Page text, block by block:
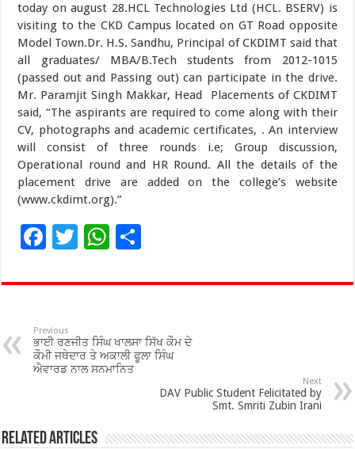
today on august 28.HCL Technologies Ltd (HCL. BSERV) is
visiting to the CKD Campus located on GT Road opposite
Model Town.Dr. H.S. Sandhu, Principal of CKDIMT said that
all graduates/ MBA/B.Tech students from 2012-1015
(passed out and Passing out) can participate in the drive.
Mr. Paramjit Singh Makkar, Head Placements of CKDIMT
said, “The aspirants are required to come along with their
CV, photographs and academic certificates, . An interview
will consist of three rounds i.e; Group discussion,
Operational round and HR Round. All the details of the
placement drive are added on the college’s website
(www.ckdimt.org).”
F
e
o
o
T
tt
W
at
p
p
ar
Previous
ਭਾਈ ਰਣਜੀਤ ਸਿੰਘ ਖਾਲਸਾ ਸਿੱਖ ਕੌਮ ਦੇ
ਕੌਮੀ ਜਥੇਦਾਰ ਤੇ ਅਕਾਲੀ ਫੂਲਾ ਸਿੰਘ
ਐਵਾਰਡ ਨਾਲ ਸਨਮਾਨਿਤ
Next
DAV Public Student Felicitated by
Smt. Smriti Zubin Irani
Related Articles